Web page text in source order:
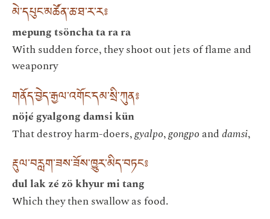
མེ་དཔུང་མཚོན་ཆ་ཐ་ར་ར༔
mepung tsöncha ta ra ra
With sudden force, they shoot out jets of flame and
weaponry
གནོད་བྱེད་རྒྱལ་འགོང་དམ་སྲི་ཀུན༔
nöjé gyalgong damsi kün
That destroy harm-doers,gyalpo,gongpoand damsi,
རྡུལ་བརླག་ཟས་ཟོས་ཁྱུར་མིད་བཏང༔
dul lak zé zö khyur mi tang
Which they then swallow as food.